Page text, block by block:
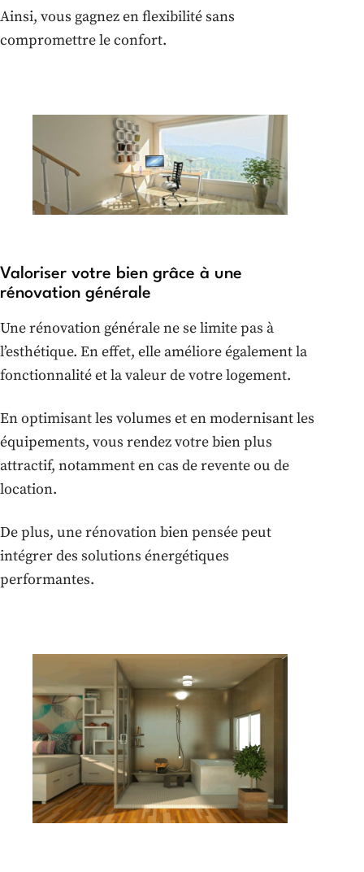
Ainsi, vous gagnez en flexibilité sans
compromettre le confort.
Valoriser votre bien grâce à une
rénovation générale
Une rénovation générale ne se limite pas à
l’esthétique. En effet, elle améliore également la
fonctionnalité et la valeur de votre logement.
En optimisant les volumes et en modernisant les
équipements, vous rendez votre bien plus
attractif, notamment en cas de revente ou de
location.
De plus, une rénovation bien pensée peut
intégrer des solutions énergétiques
performantes.